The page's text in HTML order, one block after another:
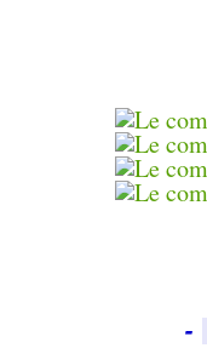
-